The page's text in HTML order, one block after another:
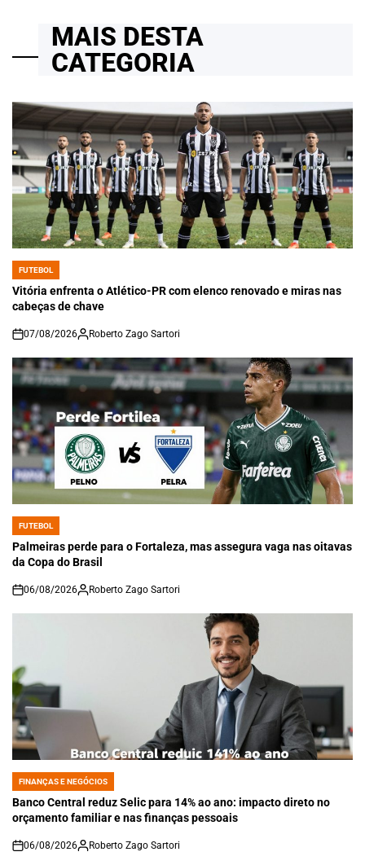
MAIS DESTA
CATEGORIA
POSTED
IN
FUTEBOL
Vitória enfrenta o Atlético-PR com elenco renovado e miras nas
cabeças de chave
on
07/08/2026 Roberto Zago Sartori
POSTED
IN
FUTEBOL
Palmeiras perde para o Fortaleza, mas assegura vaga nas oitavas
da Copa do Brasil
on
06/08/2026 Roberto Zago Sartori
POSTED
IN
FINANÇAS E NEGÓCIOS
Banco Central reduz Selic para 14% ao ano: impacto direto no
orçamento familiar e nas finanças pessoais
on
06/08/2026 Roberto Zago Sartori